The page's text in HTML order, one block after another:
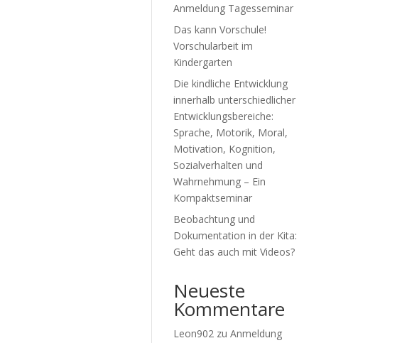
Anmeldung Tagesseminar
Das kann Vorschule!
Vorschularbeit im
Kindergarten
Die kindliche Entwicklung
innerhalb unterschiedlicher
Entwicklungsbereiche:
Sprache, Motorik, Moral,
Motivation, Kognition,
Sozialverhalten und
Wahrnehmung – Ein
Kompaktseminar
Beobachtung und
Dokumentation in der Kita:
Geht das auch mit Videos?
Neueste
Kommentare
Leon902 zuAnmeldung